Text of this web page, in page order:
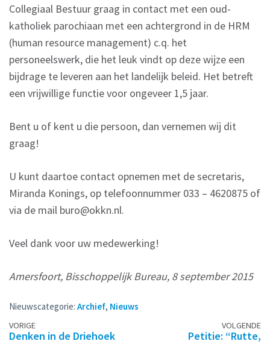
Collegiaal Bestuur graag in contact met een oud-
katholiek parochiaan met een achtergrond in de HRM
(human resource management) c.q. het
personeelswerk, die het leuk vindt op deze wijze een
bijdrage te leveren aan het landelijk beleid. Het betreft
een vrijwillige functie voor ongeveer 1,5 jaar.
Bent u of kent u die persoon, dan vernemen wij dit
graag!
U kunt daartoe contact opnemen met de secretaris,
Miranda Konings, op telefoonnummer 033 – 4620875 of
via de mail buro@okkn.nl.
Veel dank voor uw medewerking!
Amersfoort, Bisschoppelijk Bureau, 8 september 2015
Nieuwscategorie: Archief, Nieuws
Berichtennavigatie
VORIGE
Denken in de Driehoek
VOLGENDE
Petitie: “Rutte,